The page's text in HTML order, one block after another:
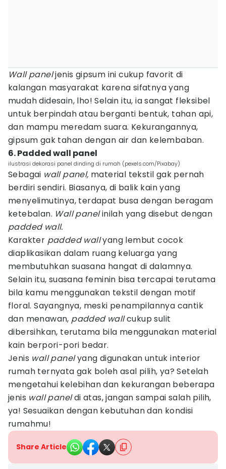
Wall paneljenis gipsum ini cukup favorit di
kalangan masyarakat karena sifatnya yang
mudah didesain, lho! Selain itu, ia sangat fleksibel
untuk berpindah atau berganti bentuk, tahan api,
dan mampu meredam suara. Kekurangannya,
gipsum gak tahan dengan air dan kelembaban.
6. Padded wall panel
ilustrasi dekorasi panel dinding di rumah (pexels.com/Pixabay)
Sebagai wall panel, material tekstil gak pernah
berdiri sendiri. Biasanya, di balik kain yang
menyelimutinya, terdapat busa dengan beragam
ketebalan. Wall panelinilah yang disebut dengan
padded wall.
Karakter padded wallyang lembut cocok
diaplikasikan dalam ruang keluarga yang
membutuhkan suasana hangat di dalamnya.
Selain itu, suasana feminin bisa tercapai terutama
bila kamu menggunakan tekstil dengan motif
floral. Sayangnya, meski penampilannya cantik
dan menawan, padded wallcukup sulit
dibersihkan, terutama bila menggunakan material
kain berpori-pori bedar.
Jenis wall panelyang digunakan untuk interior
rumah ternyata gak boleh asal pilih, ya? Setelah
mengetahui kelebihan dan kekurangan beberapa
jenis wall paneldi atas, jangan sampai salah pilih,
ya! Sesuaikan dengan kebutuhan dan kondisi
rumahmu!
Share Article